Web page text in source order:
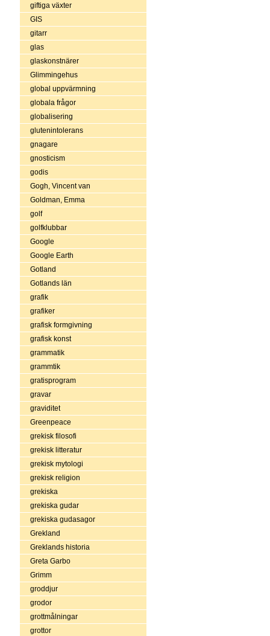
giftiga växter
GIS
gitarr
glas
glaskonstnärer
Glimmingehus
global uppvärmning
globala frågor
globalisering
glutenintolerans
gnagare
gnosticism
godis
Gogh, Vincent van
Goldman, Emma
golf
golfklubbar
Google
Google Earth
Gotland
Gotlands län
grafik
grafiker
grafisk formgivning
grafisk konst
grammatik
grammtik
gratisprogram
gravar
graviditet
Greenpeace
grekisk filosofi
grekisk litteratur
grekisk mytologi
grekisk religion
grekiska
grekiska gudar
grekiska gudasagor
Grekland
Greklands historia
Greta Garbo
Grimm
groddjur
grodor
grottmålningar
grottor